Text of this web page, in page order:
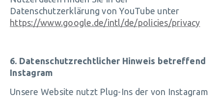
Datenschutzerklärung von YouTube unter
https://www.google.de/intl/de/policies/privacy
6. Datenschutzrechtlicher Hinweis betreffend
Instagram
Unsere Website nutzt Plug-Ins der von Instagram